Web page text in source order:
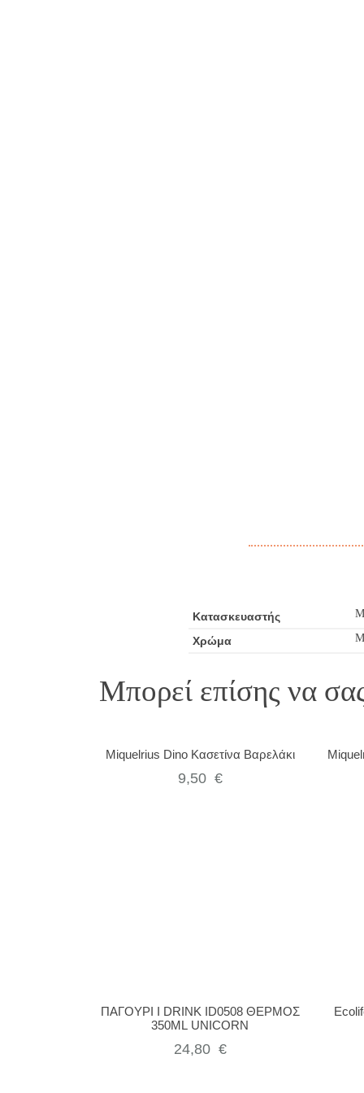
Κατασκευαστής
Χρώμα
Μπορεί επίσης να
Miquelrius Dino Κασετίνα Βαρελάκι
9,50 €
ΠΑΓΟΥΡΙ I DRINK ID0508 ΘΕΡΜΟΣ
350ML UNICORN
24,80 €